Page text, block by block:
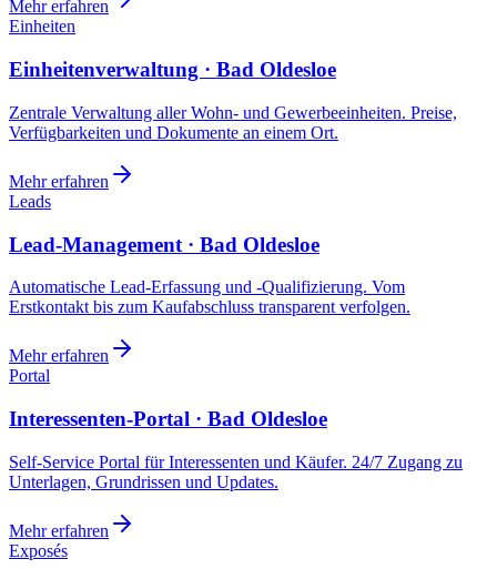
Mehr erfahren
Einheiten
Einheitenverwaltung · Bad Oldesloe
Zentrale Verwaltung aller Wohn- und Gewerbeeinheiten. Preise,
Verfügbarkeiten und Dokumente an einem Ort.
Mehr erfahren
Leads
Lead-Management · Bad Oldesloe
Automatische Lead-Erfassung und -Qualifizierung. Vom
Erstkontakt bis zum Kaufabschluss transparent verfolgen.
Mehr erfahren
Portal
Interessenten-Portal · Bad Oldesloe
Self-Service Portal für Interessenten und Käufer. 24/7 Zugang zu
Unterlagen, Grundrissen und Updates.
Mehr erfahren
Exposés